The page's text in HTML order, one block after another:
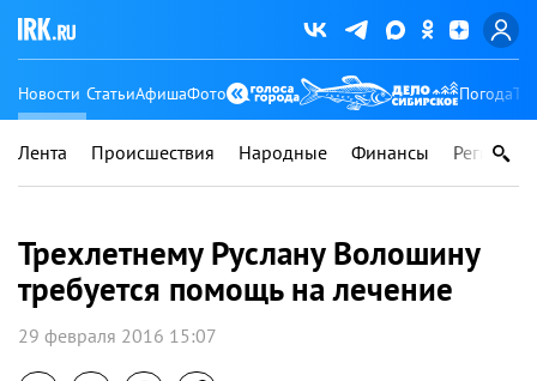
Новости СтатьиАфишаФото Погода
Лента Происшествия Народные Финансы Регионы
Трехлетнему Руслану Волошину
требуется помощь на лечение
29 февраля 2016 15:07